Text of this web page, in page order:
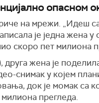
опасном
на мрежи. „Идеш
је једна жена у
скоро пет милиона
друга жена је
снимак у којем
док је момак са
прегледа.